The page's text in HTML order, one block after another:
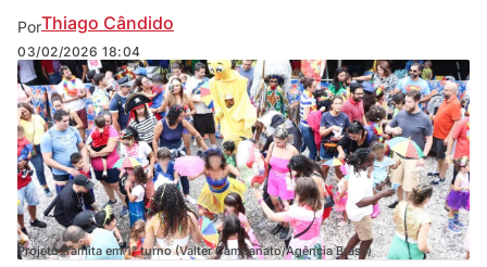
PorThiago Cândido
03/02/2026 18:04
Projeto tramita em 1° turno (Valter Campanato/Agência Brasil)